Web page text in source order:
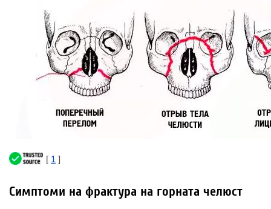
[ 1 ]
Симптоми на фрактура на горната челюст